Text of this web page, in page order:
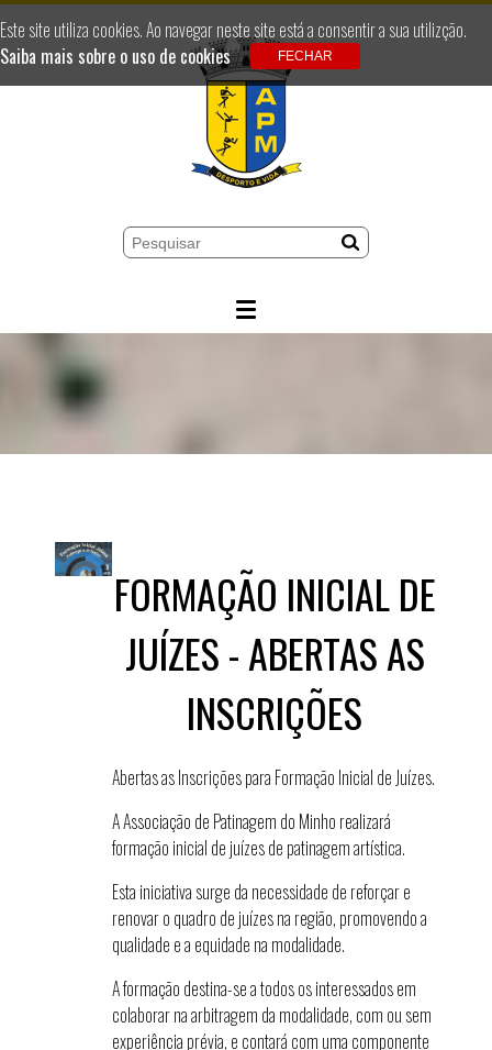
FORMAÇÃO INICIAL DE
JUÍZES - ABERTAS AS
INSCRIÇÕES
Abertas as Inscrições para Formação Inicial de Juízes.
A Associação de Patinagem do Minho realizará
formação inicial de juízes de patinagem artística.
Esta iniciativa surge da necessidade de reforçar e
renovar o quadro de juízes na região, promovendo a
qualidade e a equidade na modalidade.
A formação destina-se a todos os interessados em
colaborar na arbitragem da modalidade, com ou sem
experiência prévia, e contará com uma componente
Este site utiliza cookies. Ao navegar neste site está a consentir a sua utilizção.
Saiba mais sobre o uso de cookies